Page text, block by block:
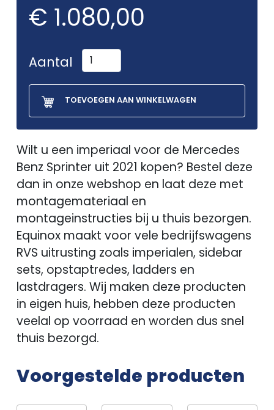
€ 1.080,00
Aantal
TOEVOEGEN AAN WINKELWAGEN
Wilt u een imperiaal voor de Mercedes
Benz Sprinter uit 2021 kopen? Bestel deze
dan in onze webshop en laat deze met
montagemateriaal en
montageinstructies bij u thuis bezorgen.
Equinox maakt voor vele bedrijfswagens
RVS uitrusting zoals imperialen, sidebar
sets, opstaptredes, ladders en
lastdragers. Wij maken deze producten
in eigen huis, hebben deze producten
veelal op voorraad en worden dus snel
thuis bezorgd.
Voorgestelde producten